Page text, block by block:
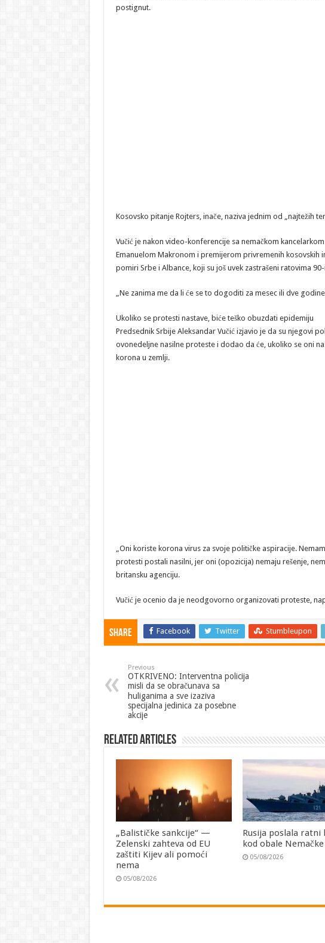
postignut.
Kosovsko pitanje Rojters, inače, naziva jednim od „najtežih
Vučić je nakon video-konferencije sa nemačkom
Emanuelom Makronom i premijerom privremenih kosovskih
pomiri Srbe i Albance, koji su još uvek zastrašeni ratovima
„Ne zanima me da li će se to dogoditi za mesec ili dve
Ukoliko se protesti nastave, biće teško obuzdati epidemiju
Predsednik Srbije Aleksandar Vučić izjavio je da su njegovi
ovonedeljne nasilne proteste i dodao da će, ukoliko se oni
korona u zemlji.
„Oni koriste korona virus za svoje političke aspiracije.
protesti postali nasilni, jer oni (opozicija) nemaju rešenje,
britansku agenciju.
Vučić je ocenio da je neodgovorno organizovati proteste,
Share Facebook Twitter Stumbleupon
Previous
OTKRIVENO: Interventna policija
misli da se obračunava sa
huliganima a sve izaziva
specijalna jedinica za posebne
akcije
Related Articles
„Balističke sankcije“ —
Zelenski zahteva od EU
zaštiti Kijev ali pomoći
nema
05/08/2026
Rusija poslala ratni
kod obale Nemačke
05/08/2026